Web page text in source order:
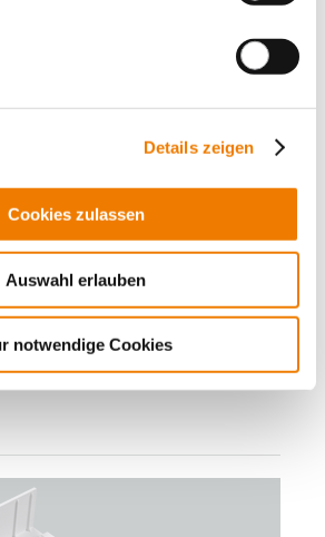
Details zeigen
Cookies zulassen
Auswahl erlauben
notwendige Cookies
Einspeisung des CrossBoard
unten
A 300 - 1100 mm